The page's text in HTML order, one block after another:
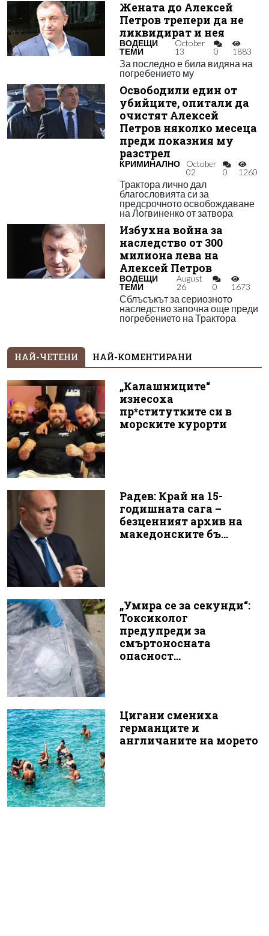
Жената до Алексей
Петров трепери да не
ликвидират и нея
ВОДЕЩИ
ТЕМИ
October
13
0 1883
За последно е била видяна на
погребението му
Освободили един от
убийците, опитали да
очистят Алексей
Петров няколко месеца
преди показния му
разстрел
КРИМИНАЛНО
October
02
0 1260
Трактора лично дал
благословията си за
предсрочното освобождаване
на Логвиненко от затвора
Избухна война за
наследство от 300
милиона лева на
Алексей Петров
ВОДЕЩИ
ТЕМИ
August
26
0 1673
Сблъсъкът за сериозното
наследство започна още преди
погребението на Трактора
НАЙ-ЧЕТЕНИ НАЙ-КОМЕНТИРАНИ
„Калашниците“
изнесоха
пр*ститутките си в
морските курорти
Радев: Край на 15-
годишната сага –
безценният архив на
македонските бъ...
„Умира се за секунди“:
Токсиколог
предупреди за
смъртоносната
опасност...
Цигани смениха
германците и
англичаните на морето